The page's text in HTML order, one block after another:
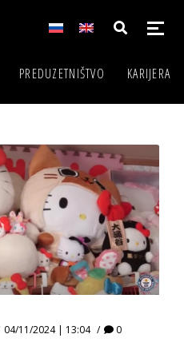
PREDUZETNIŠTVO KARIJERA
04/11/2024 | 13:04 0